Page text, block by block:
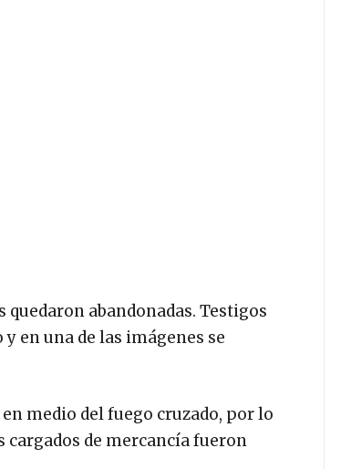
abandonadas. Testigos
en una de las imágenes se
medio del fuego cruzado, por lo
cargados de mercancía fueron